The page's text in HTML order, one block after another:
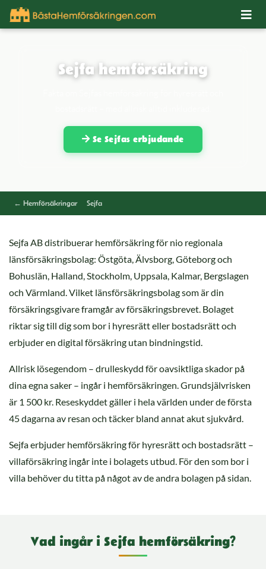
Sejfa hemförsäkring
Se Sejfas erbjudande
← Hemförsäkringar Sejfa
Sejfa AB distribuerar hemförsäkring för nio regionala
länsförsäkringsbolag: Östgöta, Älvsborg, Göteborg och
Bohuslän, Halland, Stockholm, Uppsala, Kalmar, Bergslagen
och Värmland. Vilket länsförsäkringsbolag som är din
försäkringsgivare framgår av försäkringsbrevet. Bolaget
riktar sig till dig som bor i hyresrätt eller bostadsrätt och
erbjuder en digital försäkring utan bindningstid.
Allrisk lösegendom – drulleskydd för oavsiktliga skador på
dina egna saker – ingår i hemförsäkringen. Grundsjälvrisken
är 1 500 kr. Reseskyddet gäller i hela världen under de första
45 dagarna av resan och täcker bland annat akut sjukvård.
Sejfa erbjuder hemförsäkring för hyresrätt och bostadsrätt –
villaförsäkring ingår inte i bolagets utbud. För den som bor i
villa behöver du titta på något av de andra bolagen på sidan.
Vad ingår i Sejfa hemförsäkring?